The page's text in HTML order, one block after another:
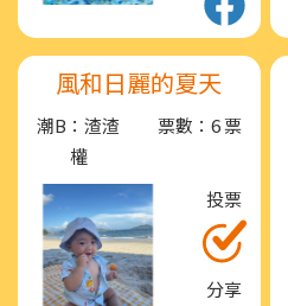
風和日麗的夏天
潮B：渣渣
權
票數：6 票
投票
分享